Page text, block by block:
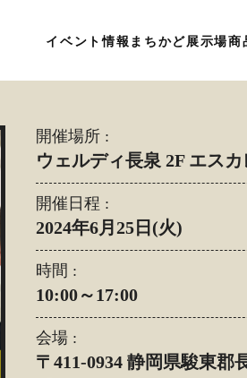
イベント情報 まちかど展示場商
開催場所 :
ウェルディ長泉 2F エス
開催日程 :
2024年6月25日(火)
時間 :
10:00～17:00
会場 :
〒411-0934 静岡県駿東郡